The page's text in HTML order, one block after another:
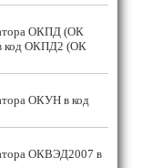
ОКПД (ОК
код ОКПД2 (ОК
ОКУН в код
ОКВЭД2007 в